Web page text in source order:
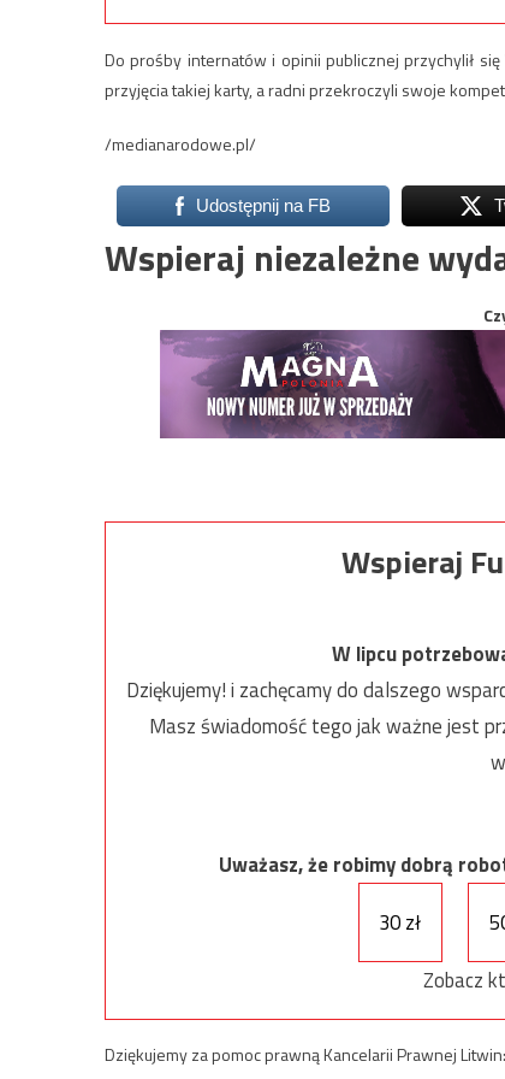
Do prośby internatów i opinii publicznej przychylił
przyjęcia takiej karty, a radni przekroczyli swoje
/medianarodowe.pl/
Udostępnij na FB
Wspieraj niezależne
Wspieraj
W lipcu
Dziękujemy! i zachęcamy do dalszego
Masz świadomość tego jak ważne jest
Uważasz, że robimy dobrą
30 zł
Zobacz
Dziękujemy za pomoc prawną Kancelarii Prawnej Litwin: